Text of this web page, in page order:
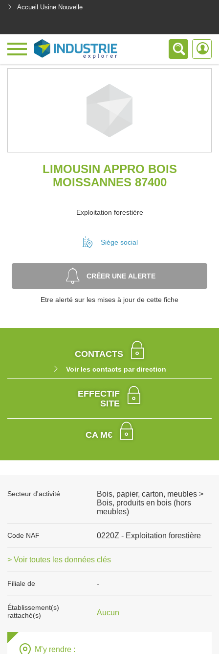
Accueil Usine Nouvelle
LIMOUSIN APPRO BOIS
MOISSANNES 87400
Exploitation forestière
Siège social
CRÉER UNE ALERTE
Etre alerté sur les mises à jour de cette fiche
CONTACTS
Voir les contacts par direction
EFFECTIF
SITE
CA M€
Secteur d'activité
Bois, papier, carton, meubles >
Bois, produits en bois (hors
meubles)
Code NAF 0220Z - Exploitation forestière
> Voir toutes les données clés
Filiale de -
Établissement(s)
rattaché(s)
Aucun
M’y rendre :